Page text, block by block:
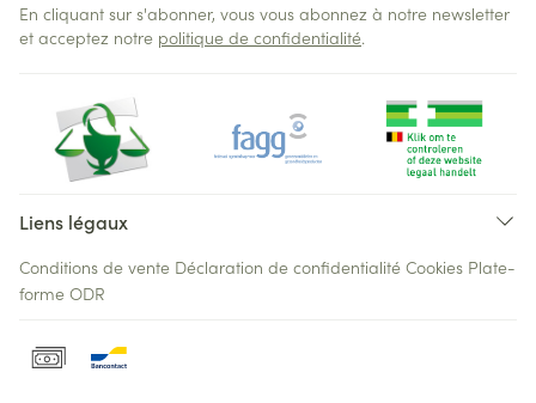
En cliquant sur s'abonner, vous vous abonnez à notre newsletter
et acceptez notre politique de confidentialité.
Liens légaux
Conditions de vente Déclaration de confidentialité Cookies Plate-
forme ODR